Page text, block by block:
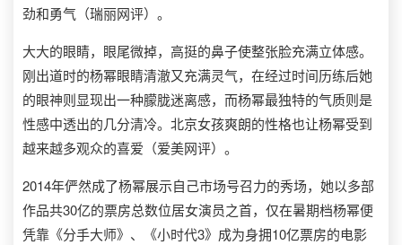
劲和勇气（瑞丽网评）。
大大的眼睛，眼尾微掉，高挺的鼻子使整张脸充满立体感。
刚出道时的杨幂眼睛清澈又充满灵气，在经过时间历练后她
的眼神则显现出一种朦胧迷离感，而杨幂最独特的气质则是
性感中透出的几分清冷。北京女孩爽朗的性格也让杨幂受到
越来越多观众的喜爱（爱美网评）。
2014年俨然成了杨幂展示自己市场号召力的秀场，她以多部
作品共30亿的票房总数位居女演员之首，仅在暑期档杨幂便
凭靠《分手大师》、《小时代3》成为身拥10亿票房的电影